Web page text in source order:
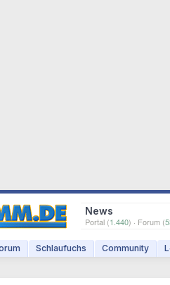
News
Portal (1.440) · Forum (
Schlaufuchs Community